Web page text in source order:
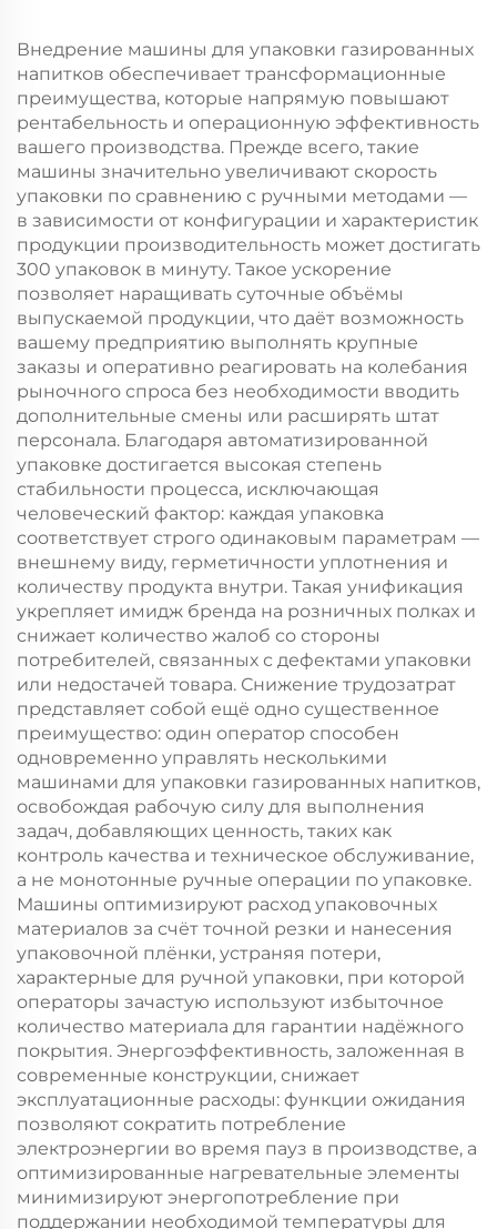
Внедрение машины для упаковки газированных
напитков обеспечивает трансформационные
преимущества, которые напрямую повышают
рентабельность и операционную эффективность
вашего производства. Прежде всего, такие
машины значительно увеличивают скорость
упаковки по сравнению с ручными методами —
в зависимости от конфигурации и характеристик
продукции производительность может достигать
300 упаковок в минуту. Такое ускорение
позволяет наращивать суточные объёмы
выпускаемой продукции, что даёт возможность
вашему предприятию выполнять крупные
заказы и оперативно реагировать на колебания
рыночного спроса без необходимости вводить
дополнительные смены или расширять штат
персонала. Благодаря автоматизированной
упаковке достигается высокая степень
стабильности процесса, исключающая
человеческий фактор: каждая упаковка
соответствует строго одинаковым параметрам —
внешнему виду, герметичности уплотнения и
количеству продукта внутри. Такая унификация
укрепляет имидж бренда на розничных полках и
снижает количество жалоб со стороны
потребителей, связанных с дефектами упаковки
или недостачей товара. Снижение трудозатрат
представляет собой ещё одно существенное
преимущество: один оператор способен
одновременно управлять несколькими
машинами для упаковки газированных напитков,
освобождая рабочую силу для выполнения
задач, добавляющих ценность, таких как
контроль качества и техническое обслуживание,
а не монотонные ручные операции по упаковке.
Машины оптимизируют расход упаковочных
материалов за счёт точной резки и нанесения
упаковочной плёнки, устраняя потери,
характерные для ручной упаковки, при которой
операторы зачастую используют избыточное
количество материала для гарантии надёжного
покрытия. Энергоэффективность, заложенная в
современные конструкции, снижает
эксплуатационные расходы: функции ожидания
позволяют сократить потребление
электроэнергии во время пауз в производстве, а
оптимизированные нагревательные элементы
минимизируют энергопотребление при
поддержании необходимой температуры для